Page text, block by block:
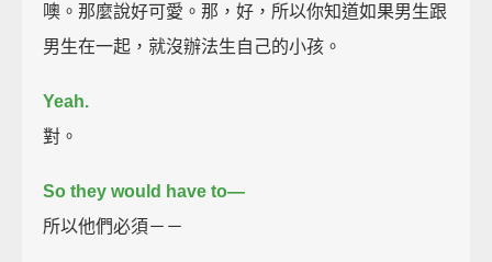
噢。那麼說好可愛。那，好，所以你知道如果男生跟
男生在一起，就沒辦法生自己的小孩。
Yeah.
對。
So they would have to—
所以他們必須－－